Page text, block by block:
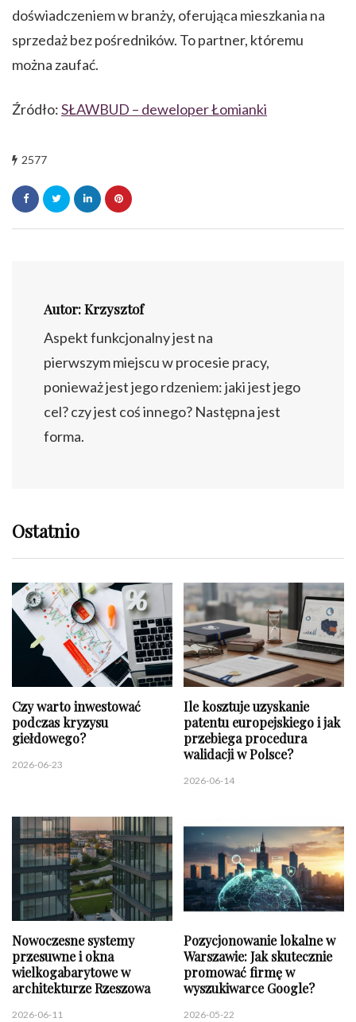
doświadczeniem w branży, oferująca mieszkania na
sprzedaż bez pośredników. To partner, któremu
można zaufać.
Źródło:SŁAWBUD – deweloper Łomianki
2577
Autor: Krzysztof
Aspekt funkcjonalny jest na
pierwszym miejscu w procesie pracy,
ponieważ jest jego rdzeniem: jaki jest jego
cel? czy jest coś innego? Następna jest
forma.
Ostatnio
Czy warto inwestować
podczas kryzysu
giełdowego?
2026-06-23
Ile kosztuje uzyskanie
patentu europejskiego i jak
przebiega procedura
walidacji w Polsce?
2026-06-14
Nowoczesne systemy
przesuwne i okna
wielkogabarytowe w
architekturze Rzeszowa
2026-06-11
Pozycjonowanie lokalne w
Warszawie: Jak skutecznie
promować firmę w
wyszukiwarce Google?
2026-05-22